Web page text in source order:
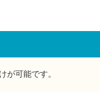
が可能です。